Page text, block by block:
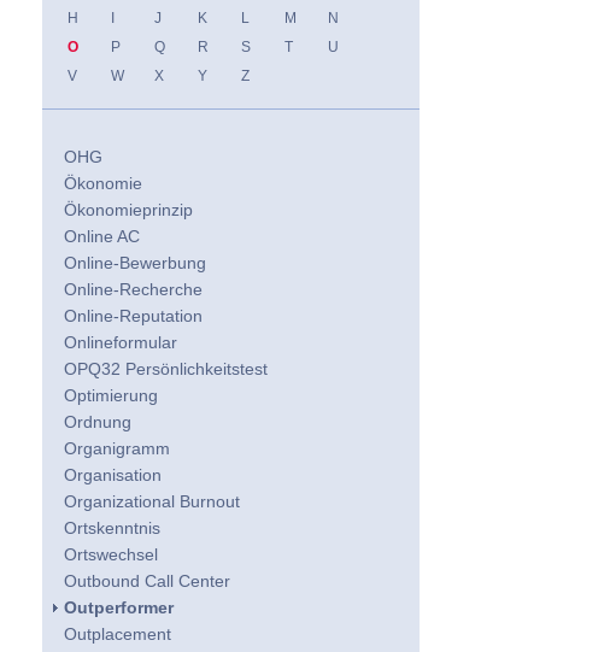
H
J K L M
N
O
P Q R S T
U
V
W X Y Z
OHG
Ökonomie
Ökonomieprinzip
Online AC
Online-Bewerbung
Online-Recherche
Online-Reputation
Onlineformular
OPQ32 Persönlichkeitstest
Optimierung
Ordnung
Organigramm
Organisation
Organizational Burnout
Ortskenntnis
Ortswechsel
Outbound Call Center
Outperformer
Outplacement